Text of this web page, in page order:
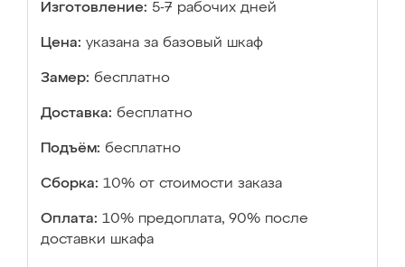
Изготовление: 5-7 рабочих дней
Цена: указана за базовый шкаф
Замер: бесплатно
Доставка: бесплатно
Подъём: бесплатно
Сборка: 10% от стоимости заказа
Оплата: 10% предоплата, 90% после
доставки шкафа